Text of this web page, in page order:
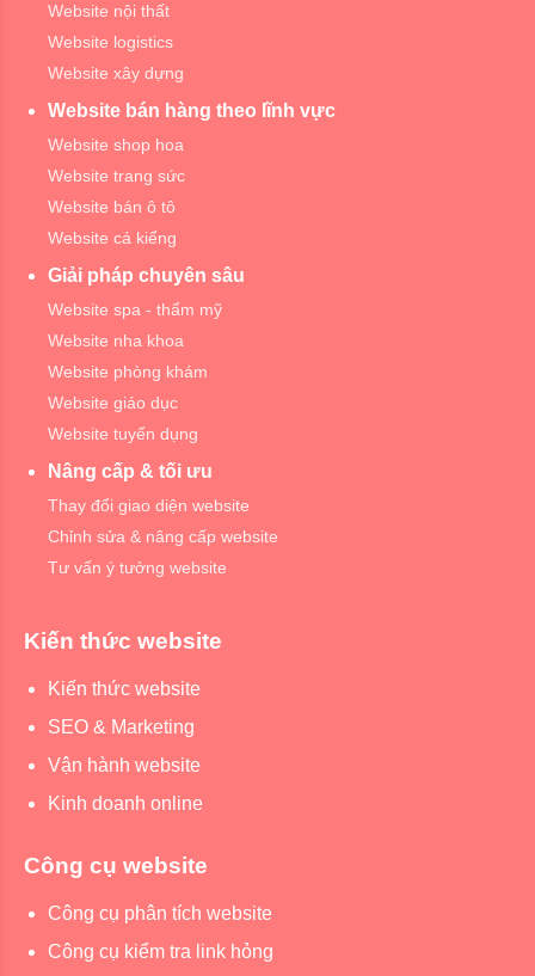
Website nội thất
Website logistics
Website xây dựng
Website bán hàng theo lĩnh vực
Website shop hoa
Website trang sức
Website bán ô tô
Website cá kiểng
Giải pháp chuyên sâu
Website spa - thẩm mỹ
Website nha khoa
Website phòng khám
Website giáo dục
Website tuyển dụng
Nâng cấp & tối ưu
Thay đổi giao diện website
Chỉnh sửa & nâng cấp website
Tư vấn ý tưởng website
Kiến thức website
Kiến thức website
SEO & Marketing
Vận hành website
Kinh doanh online
Công cụ website
Công cụ phân tích website
Công cụ kiểm tra link hỏng